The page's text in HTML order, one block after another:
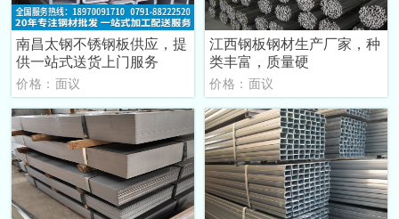
南昌太钢不锈钢板供应，提
供一站式送货上门服务
价格：面议
江西钢板钢材生产厂家，种
类丰富，质量硬
价格：面议